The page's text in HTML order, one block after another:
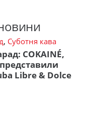
, Суботня кава
COKAINÉ,
Libre & Dolce